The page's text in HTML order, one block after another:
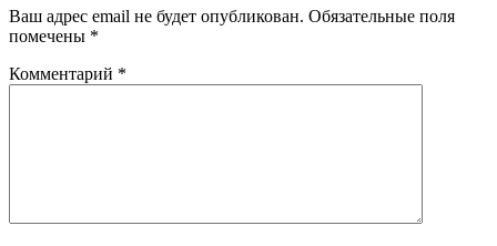
Ваш адрес email не будет опубликован. Обязательные поля
помечены *
Комментарий *